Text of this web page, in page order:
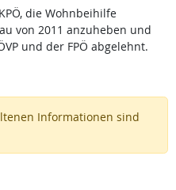
die Wohnbeihilfe
von 2011 anzuheben und
und der FPÖ abgelehnt.
Informationen sind